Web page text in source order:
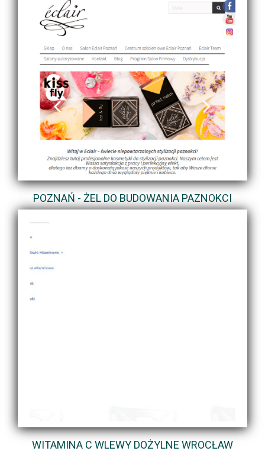
POZNAŃ - ŻEL DO BUDOWANIA PAZNOKCI
WITAMINA C WLEWY DOŻYLNE WROCŁAW